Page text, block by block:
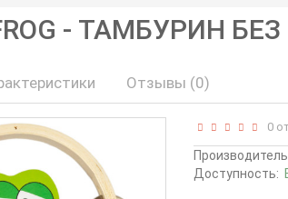
FROG - ТАМБУРИН
Отзывы (0)
0
Доступность: